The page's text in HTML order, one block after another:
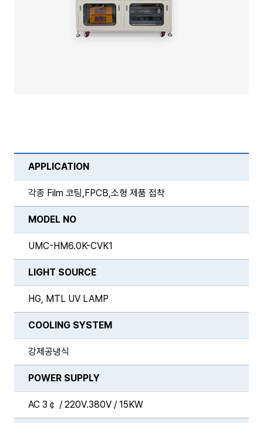
APPLICATION
각종 Film 코팅,FPCB,소형 제품 접착
MODEL NO
UMC-HM6.0K-CVK1
LIGHT SOURCE
HG, MTL UV LAMP
COOLING SYSTEM
강제공냉식
POWER SUPPLY
AC 3￠ / 220V.380V / 15KW